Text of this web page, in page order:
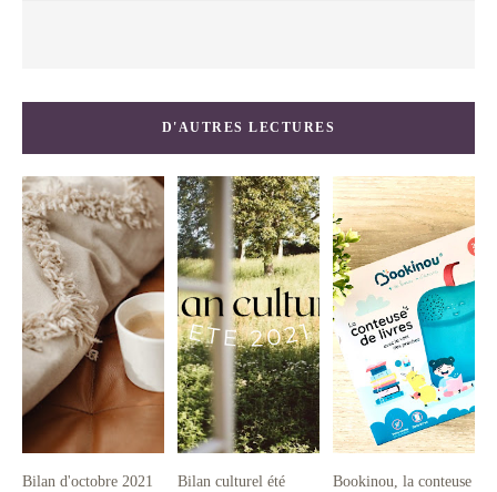
D'AUTRES LECTURES
Bilan d'octobre 2021
Bilan culturel été
Bookinou, la conteuse